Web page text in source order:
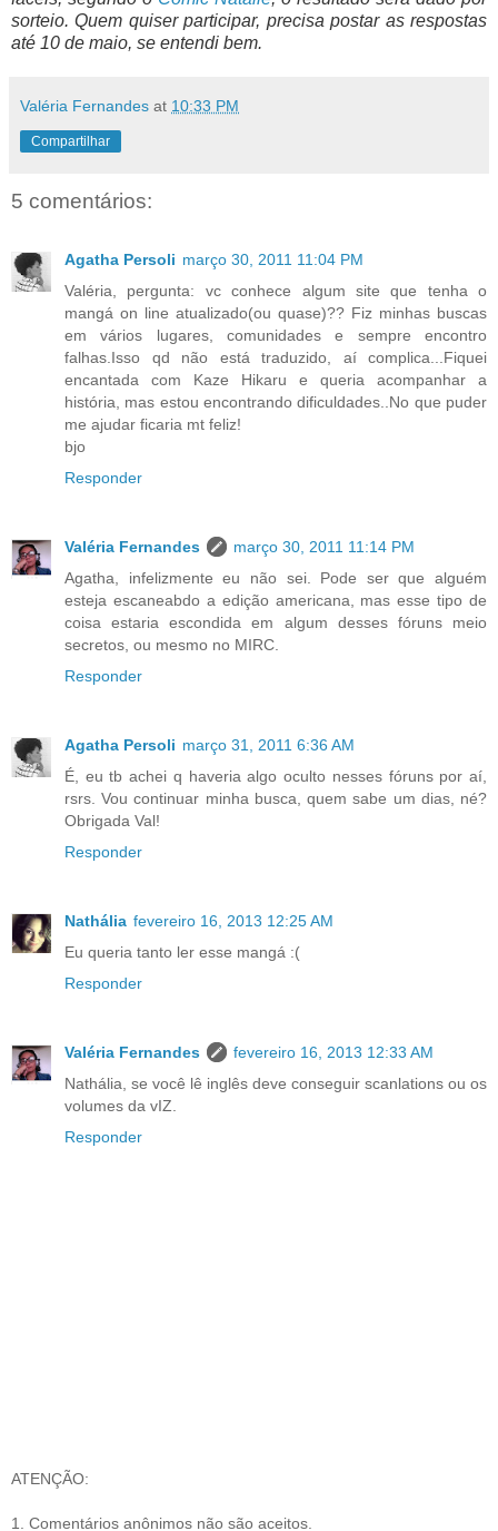
sorteio. Quem quiser participar, precisa postar as respostas
até 10 de maio, se entendi bem.
Valéria Fernandes at 10:33 PM
Compartilhar
5 comentários:
Agatha Persoli março 30, 2011 11:04 PM
Valéria, pergunta: vc conhece algum site que tenha o
mangá on line atualizado(ou quase)?? Fiz minhas buscas
em vários lugares, comunidades e sempre encontro
falhas.Isso qd não está traduzido, aí complica...Fiquei
encantada com Kaze Hikaru e queria acompanhar a
história, mas estou encontrando dificuldades..No que puder
me ajudar ficaria mt feliz!
bjo
Responder
Valéria Fernandes
março 30, 2011 11:14 PM
Agatha, infelizmente eu não sei. Pode ser que alguém
esteja escaneabdo a edição americana, mas esse tipo de
coisa estaria escondida em algum desses fóruns meio
secretos, ou mesmo no MIRC.
Responder
Agatha Persoli março 31, 2011 6:36 AM
É, eu tb achei q haveria algo oculto nesses fóruns por aí,
rsrs. Vou continuar minha busca, quem sabe um dias, né?
Obrigada Val!
Responder
Nathália fevereiro 16, 2013 12:25 AM
Eu queria tanto ler esse mangá :(
Responder
Valéria Fernandes
fevereiro 16, 2013 12:33 AM
Nathália, se você lê inglês deve conseguir scanlations ou os
volumes da vIZ.
Responder
ATENÇÃO:
1. Comentários anônimos não são aceitos.